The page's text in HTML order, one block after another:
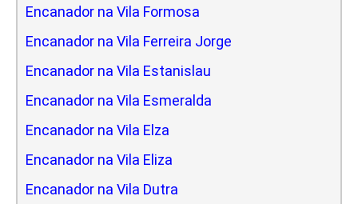
Encanador na Vila Formosa
Encanador na Vila Ferreira Jorge
Encanador na Vila Estanislau
Encanador na Vila Esmeralda
Encanador na Vila Elza
Encanador na Vila Eliza
Encanador na Vila Dutra